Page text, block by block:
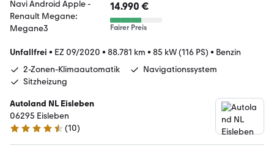
14.990 €
Fairer Preis
Unfallfrei • EZ 09/2020 • 88.781 km • 85 kW (116 PS) • Benzin
2-Zonen-Klimaautomatik
Navigationssystem
Sitzheizung
Autoland NL Eisleben
06295 Eisleben
4.6 Sterne
(10)